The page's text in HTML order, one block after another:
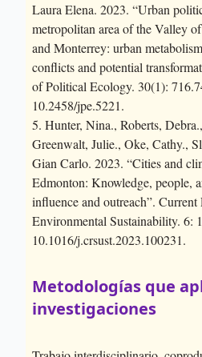
Laura Elena. 2023. “Urban
metropolitan area of the Valley
and Monterrey: urban
conflicts and potential
of Political Ecology. 30(1):
10.2458/jpe.5221.
5. Hunter, Nina., Roberts,
Greenwalt, Julie., Oke, Cathy.,
Gian Carlo. 2023. “Cities and
Edmonton: Knowledge, people,
influence and outreach”. Current
Environmental Sustainability. 6:
10.1016/j.crsust.2023.100231.
Metodologías que
investigaciones